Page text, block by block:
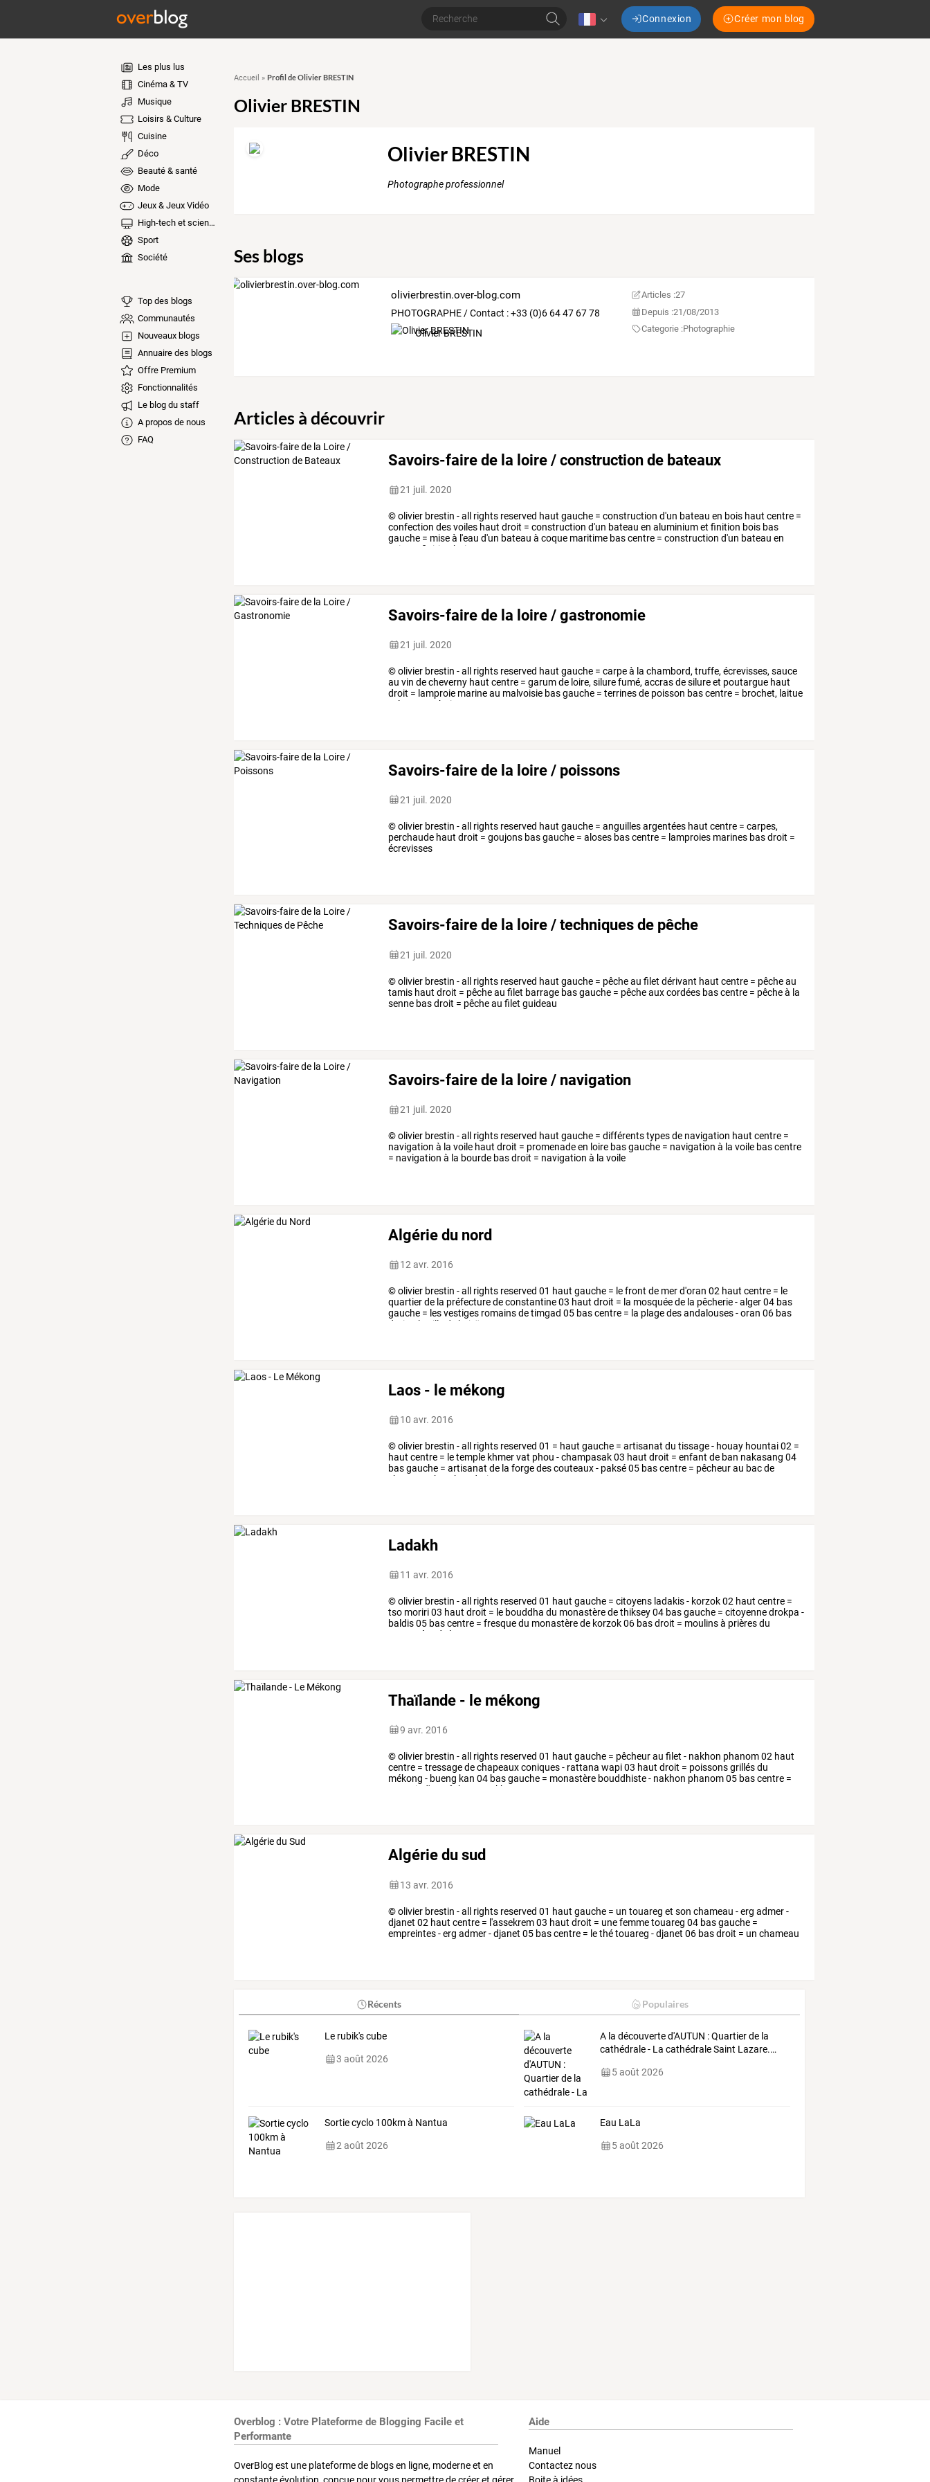
Connexion Créer mon blog
Les plus lus
Cinéma & TV
Musique
Loisirs & Culture
Cuisine
Déco
Beauté & santé
Mode
Jeux & Jeux Vidéo
High-tech et sciences
Sport
Société
Top des blogs
Communautés
Nouveaux blogs
Annuaire des blogs
Offre Premium
Fonctionnalités
Le blog du staff
A propos de nous
FAQ
Accueil » Profil de Olivier BRESTIN
Olivier BRESTIN
Olivier BRESTIN
Photographe professionnel
Ses blogs
olivierbrestin.over-blog.com
PHOTOGRAPHE / Contact : +33 (0)6 64 47 67 78
Olivier BRESTIN
Articles :27
Depuis :21/08/2013
Categorie :Photographie
Articles à découvrir
Savoirs-faire de la loire / construction de bateaux
21 juil. 2020
©olivier brestin -all rights reserved haut gauche = construction d'un bateau en bois haut centre =
confection desvoiles haut droit = construction d'un bateau en aluminiumet finition bois bas
gauche = miseà l'eau d'un bateau à coque maritime bascentre = construction d'un bateau en
acier
finition bois
Savoirs-faire de la loire / gastronomie
21 juil. 2020
©olivier brestin -all rights reserved haut gauche = carpeà la chambord, truffe, écrevisses, sauce
au vin decheverny haut centre = garumde loire, silurefumé, accrasdesilureet poutargue haut
droit = lamproie marineau malvoisie basgauche = terrinesde poisson bascentre = brochet, laitue
celtuce,
anchois,
Savoirs-faire de la loire / poissons
21 juil. 2020
© olivier brestin - all rights reserved haut gauche = anguilles argentées haut centre = carpes,
perchaude haut droit = goujons bas gauche = aloses bas centre = lamproies marines bas droit =
écrevisses
Savoirs-faire de la loire / techniques de pêche
21 juil. 2020
© olivier brestin - all rights reserved haut gauche = pêche au filet dérivant haut centre = pêche au
tamis haut droit = pêche au filet barrage bas gauche = pêche aux cordées bas centre = pêche à la
senne bas droit = pêche au filet guideau
Savoirs-faire de la loire / navigation
21 juil. 2020
© olivier brestin - all rights reserved haut gauche = différents types de navigation haut centre =
navigation à la voile haut droit = promenade en loire bas gauche = navigation à la voile bas centre
= navigation à la bourde bas droit = navigation à la voile
Algérie du nord
12 avr. 2016
© olivier brestin - all rights reserved 01 haut gauche = le front de mer d'oran 02 haut centre = le
quartier de la préfecture de constantine 03 haut droit = la mosquée de la pêcherie - alger 04 bas
gauche = les vestiges romains de timgad 05 bas centre = la plage des andalouses - oran 06 bas
droit = la ville de bejaïa
Laos - le mékong
10 avr. 2016
©olivier brestin -all rights reserved 01 = haut gauche = artisanat du tissage- houay hountai02 =
haut centre = letemple khmervat phou -champasak03 haut droit = enfant de ban nakasang 04
basgauche = artisanat de la forgedescouteaux- paksé05 bascentre = pêcheurau bacde
champasak
bas droit
Ladakh
11 avr. 2016
© olivier brestin - all rights reserved 01 haut gauche = citoyens ladakis - korzok 02 haut centre =
tso moriri 03 haut droit = le bouddha du monastère de thiksey 04 bas gauche = citoyenne drokpa -
baldis 05 bas centre = fresque du monastère de korzok 06 bas droit = moulins à prières du
monastère de lamayuru
Thaïlande - le mékong
9 avr. 2016
©olivier brestin -all rights reserved 01 haut gauche = pêcheurau filet - nakhon phanom02 haut
centre = tressagedechapeauxconiques- rattana wapi03 haut droit = poissonsgrillésdu
mékong - bueng kan 04 basgauche = monastère bouddhiste- nakhon phanom05 bascentre =
portrait
d'un pêcheur nakhon
Algérie du sud
13 avr. 2016
© olivier brestin - all rights reserved 01 haut gauche = un touareg et son chameau - erg admer -
djanet 02 haut centre = l'assekrem 03 haut droit = une femme touareg 04 bas gauche =
empreintes - erg admer - djanet 05 bas centre = le thé touareg - djanet 06 bas droit = un chameau
Récents Populaires
Le rubik's cube
3 août 2026
A la découverted'AUTUN :Quartierde la
cathédrale- La cathédraleSaint Lazare.…
5 août 2026
Sortie cyclo 100km à Nantua
2 août 2026
Eau LaLa
5 août 2026
Overblog : Votre Plateforme de Blogging Facile et
Performante
OverBlog est une plateforme de blogs en ligne, moderne et en
Aide
Manuel
Contactez nous